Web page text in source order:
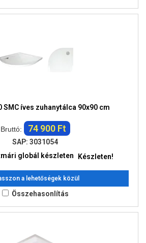
SMC íves zuhanytálca 90x90 cm
Bruttó: 74 900 Ft
SAP: 3031054
Készleten!
a lehetőségek közül
Összehasonlítás